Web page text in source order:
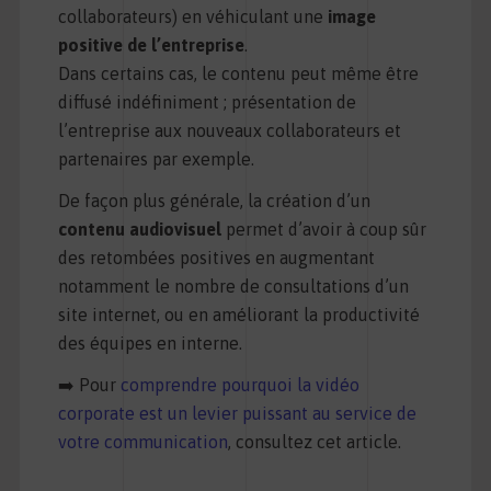
collaborateurs) en véhiculant une image
positive de l’entreprise.
Dans certains cas, le contenu peut même être
diffusé indéfiniment ; présentation de
l’entreprise aux nouveaux collaborateurs et
partenaires par exemple.
De façon plus générale, la création d’un
contenu audiovisuelpermet d’avoir à coup sûr
des retombées positives en augmentant
notamment le nombre de consultations d’un
site internet, ou en améliorant la productivité
des équipes en interne.
➡️ Pour comprendre pourquoi la vidéo
corporate est un levier puissant au service de
votre communication, consultez cet article.